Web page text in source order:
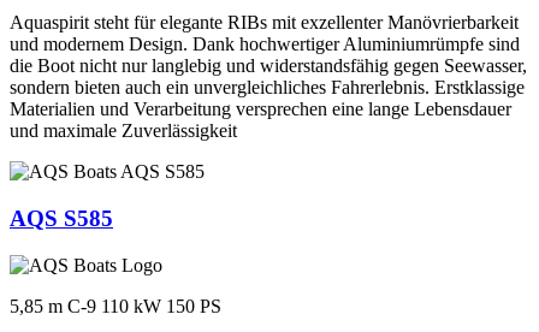
Aquaspirit steht für elegante RIBs mit exzellenter Manövrierbarkeit
und modernem Design. Dank hochwertiger Aluminiumrümpfe sind
die Boot nicht nur langlebig und widerstandsfähig gegen Seewasser,
sondern bieten auch ein unvergleichliches Fahrerlebnis. Erstklassige
Materialien und Verarbeitung versprechen eine lange Lebensdauer
und maximale Zuverlässigkeit
AQS S585
5,85 m C-9 110 kW 150 PS